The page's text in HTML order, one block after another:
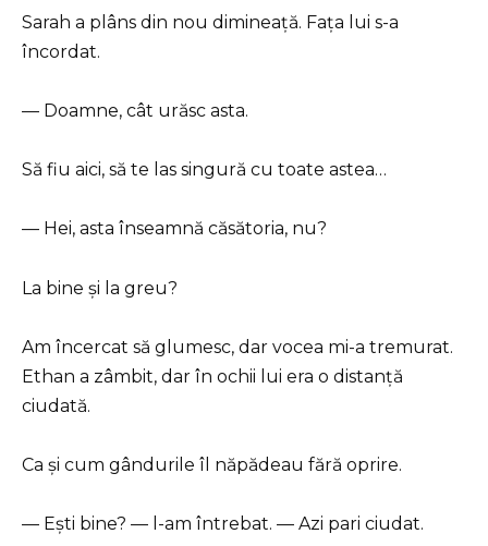
Sarah a plâns din nou dimineață. Fața lui s-a
încordat.
— Doamne, cât urăsc asta.
Să fiu aici, să te las singură cu toate astea…
— Hei, asta înseamnă căsătoria, nu?
La bine și la greu?
Am încercat să glumesc, dar vocea mi-a tremurat.
Ethan a zâmbit, dar în ochii lui era o distanță
ciudată.
Ca și cum gândurile îl năpădeau fără oprire.
— Ești bine? — l-am întrebat. — Azi pari ciudat.